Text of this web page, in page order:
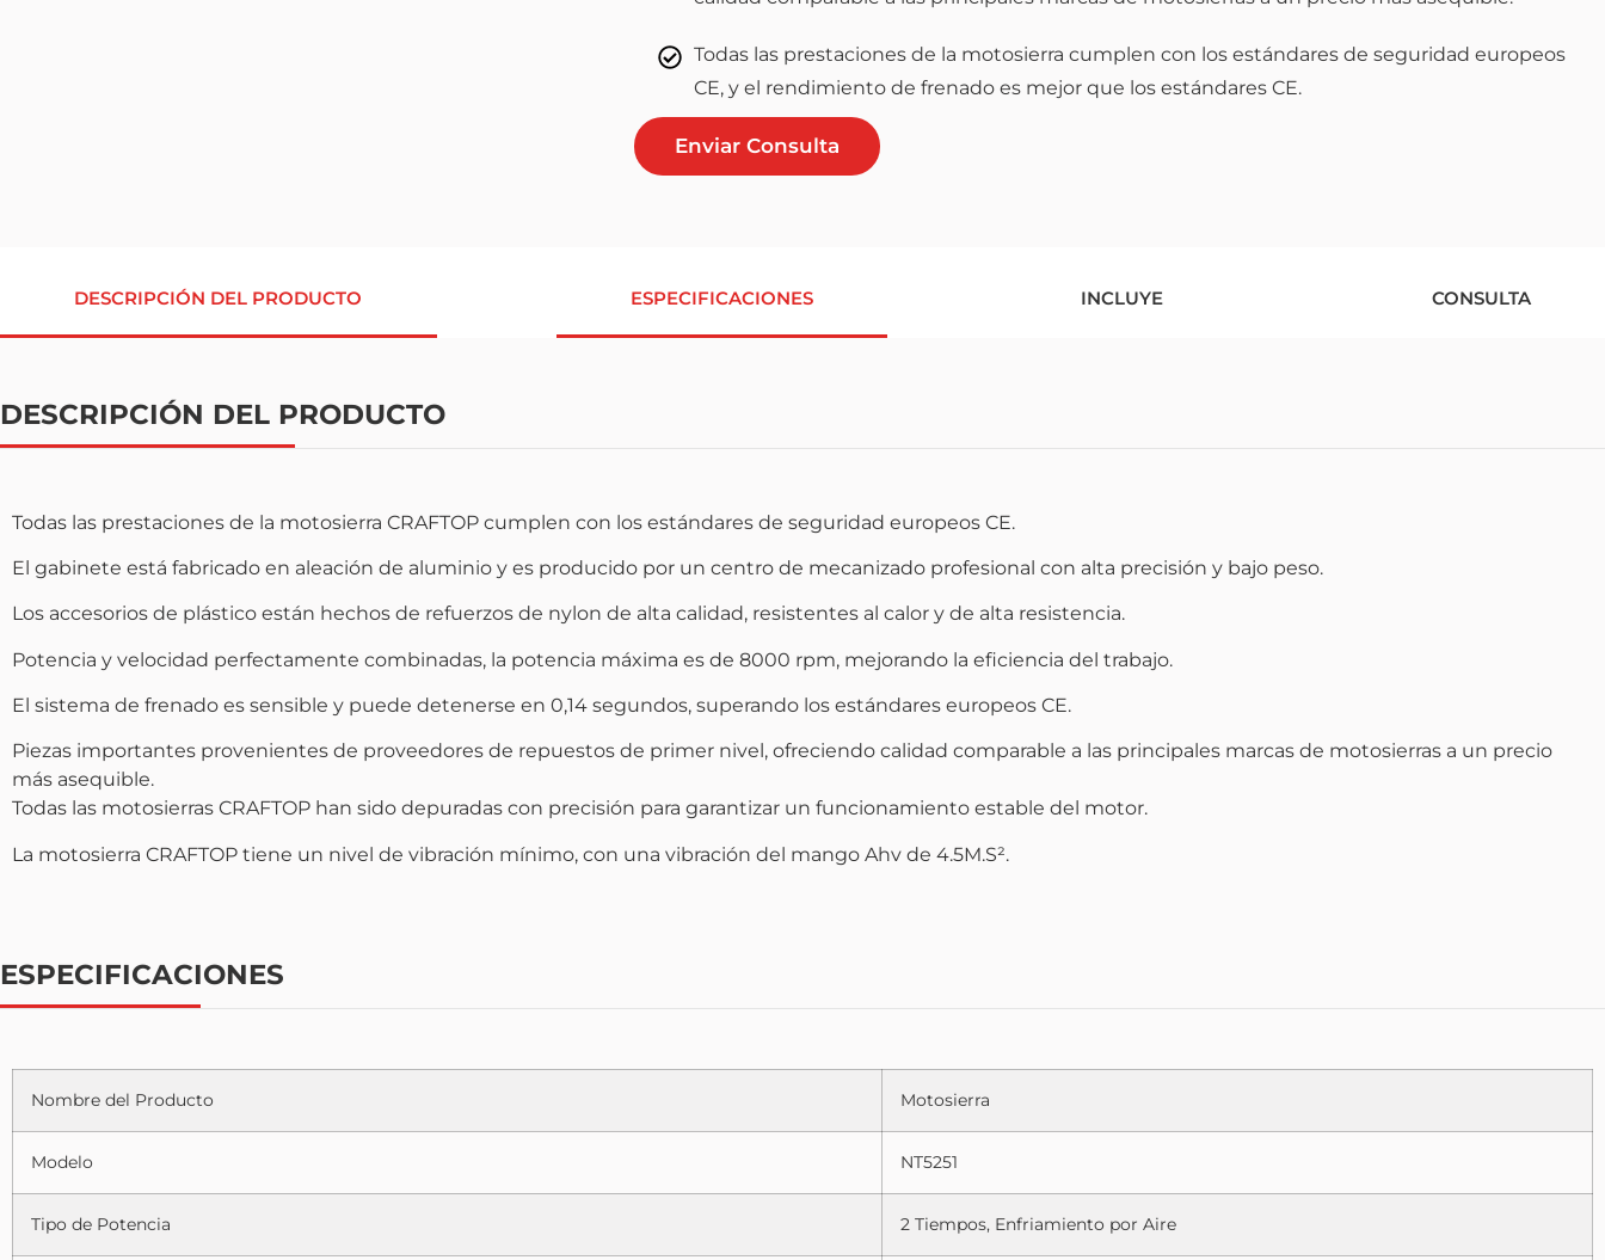
Todas las prestaciones de la motosierra cumplen con los estándares de seguridad europeos
CE, y el rendimiento de frenado es mejor que los estándares CE.
Enviar Consulta
DESCRIPCIÓN DEL PRODUCTO ESPECIFICACIONES INCLUYE CONSULTA
DESCRIPCIÓN DEL PRODUCTO
Todas las prestaciones de la motosierra CRAFTOP cumplen con los estándares de seguridad europeos CE.
El gabinete está fabricado en aleación de aluminio y es producido por un centro de mecanizado profesional con alta precisión y bajo peso.
Los accesorios de plástico están hechos de refuerzos de nylon de alta calidad, resistentes al calor y de alta resistencia.
Potencia y velocidad perfectamente combinadas, la potencia máxima es de 8000 rpm, mejorando la eficiencia del trabajo.
El sistema de frenado es sensible y puede detenerse en 0,14 segundos, superando los estándares europeos CE.
Piezas importantes provenientes de proveedores de repuestos de primer nivel, ofreciendo calidad comparable a las principales marcas de motosierras a un precio
más asequible.
Todas las motosierras CRAFTOP han sido depuradas con precisión para garantizar un funcionamiento estable del motor.
La motosierra CRAFTOP tiene un nivel de vibración mínimo, con una vibración del mango Ahv de 4.5M.S².
ESPECIFICACIONES
Nombre del Producto Motosierra
Modelo NT5251
Tipo de Potencia 2 Tiempos, Enfriamiento por Aire